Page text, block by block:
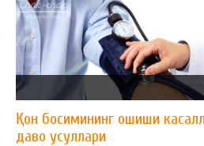
Қон босимининг ошиши
даво усуллари